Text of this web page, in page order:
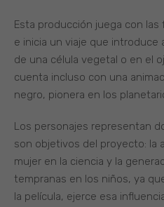
Esta producción juega con las
e inicia un viaje que
de una célula vegetal o en el
cuenta incluso con una
negro, pionera en los
Los personajes representan
son objetivos del proyecto: la
mujer en la ciencia y la
tempranas en los niños, ya
la película, ejerce esa